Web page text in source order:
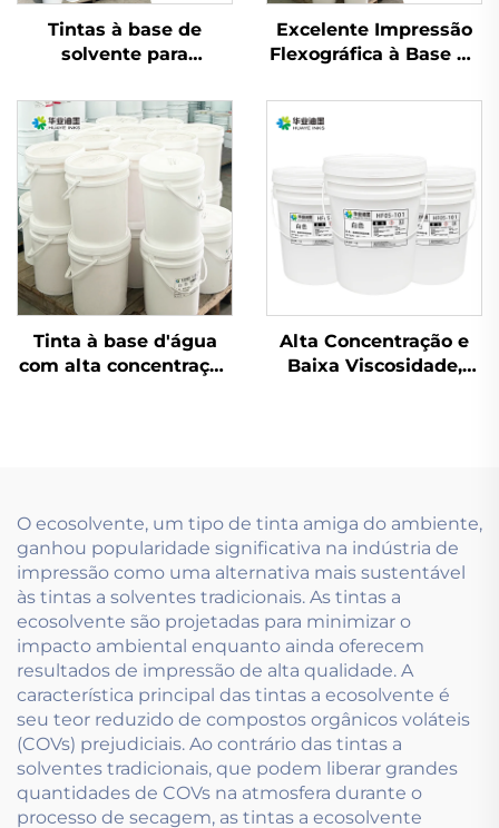
Tintas à base de
solvente para
sacolas em sacos
plásticos e materiais
de embalagem
Excelente Impressão
Flexográfica à Base de
Couro Bovino Branco
Comum e Papel
Materiais
Tinta à base d'água
com alta concentração
Alta Concentração e
Baixa Viscosidade,
O ecosolvente, um tipo de tinta amiga do ambiente,
ganhou popularidade significativa na indústria de
impressão como uma alternativa mais sustentável
às tintas a solventes tradicionais. As tintas a
ecosolvente são projetadas para minimizar o
impacto ambiental enquanto ainda oferecem
resultados de impressão de alta qualidade. A
característica principal das tintas a ecosolvente é
seu teor reduzido de compostos orgânicos voláteis
(COVs) prejudiciais. Ao contrário das tintas a
solventes tradicionais, que podem liberar grandes
quantidades de COVs na atmosfera durante o
processo de secagem, as tintas a ecosolvente